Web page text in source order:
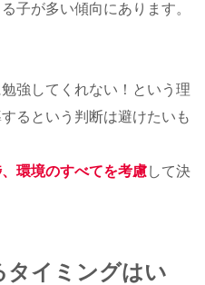
子が多い傾向にあります。
強してくれない！という理
るという判断は避けたいも
環境のすべてを考慮して決
タイミングはい